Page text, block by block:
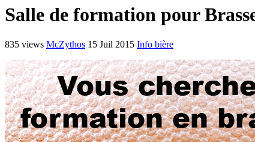
Salle de formation pour
835 views McZythos 15 Juil 2015 Info bière